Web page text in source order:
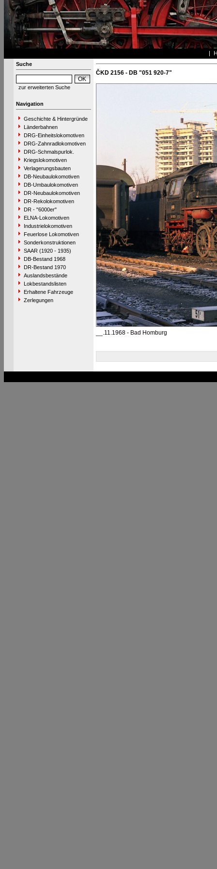
Suche
zur erweiterten Suche
Navigation
Geschichte & Hintergründe
Länderbahnen
DRG-Einheitslokomotiven
DRG-Zahnradlokomotiven
DRG-Schmalspurlok.
Kriegslokomotiven
Verlagerungsbauten
DB-Neubaulokomotiven
DB-Umbaulokomotiven
DR-Neubaulokomotiven
DR-Rekolokomotiven
DR - "6000er"
ELNA-Lokomotiven
Industrielokomotiven
Feuerlose Lokomotiven
Sonderkonstruktionen
SAAR (1920 - 1935)
DB-Bestand 1968
DR-Bestand 1970
Auslandsbestände
Lokbestandslisten
Erhaltene Fahrzeuge
Zerlegungen
ČKD 2156 - DB "051 920-7"
__.11.1968 - Bad Homburg